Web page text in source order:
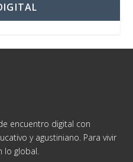
encuentro digital con
y agustiniano. Para vivir
lo global.